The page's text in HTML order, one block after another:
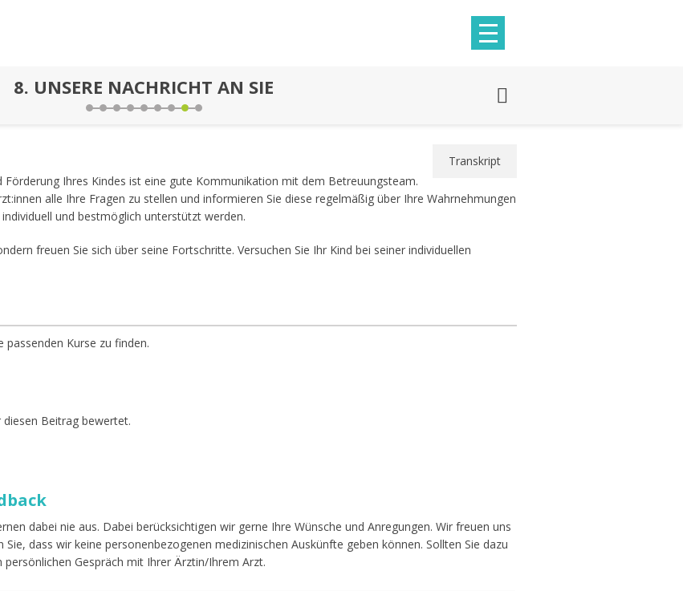
8. UNSERE NACHRICHT AN SIE
Transkript
Ihres Kindes ist eine gute Kommunikation mit dem Betreuungsteam.
alle Ihre Fragen zu stellen und informieren Sie diese regelmäßig über Ihre Wahrnehmungen
und bestmöglich unterstützt werden.
freuen Sie sich über seine Fortschritte. Versuchen Sie Ihr Kind bei seiner individuellen
Kurse zu finden.
diesen Beitrag bewertet.
dabei nie aus. Dabei berücksichtigen wir gerne Ihre Wünsche und Anregungen. Wir freuen uns
dass wir keine personenbezogenen medizinischen Auskünfte geben können. Sollten Sie dazu
Gespräch mit Ihrer Ärztin/Ihrem Arzt.